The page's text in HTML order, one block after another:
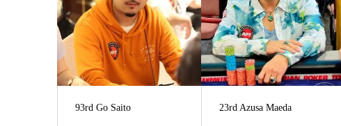
93rd Go Saito 23rd Azusa Maeda